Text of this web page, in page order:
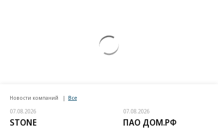
Новости компаний Все
07.08.2026
STONE
07.08.2026
ПАО ДОМ.РФ